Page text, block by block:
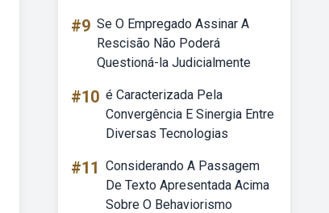
#9 Se O Empregado Assinar A
Rescisão Não Poderá
Questioná-la Judicialmente
#10 é Caracterizada Pela
Convergência E Sinergia Entre
Diversas Tecnologias
#11 Considerando A Passagem
De Texto Apresentada Acima
Sobre O Behaviorismo